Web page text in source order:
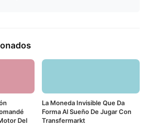
Del
La Moneda Invisible Que Da
Forma Al Sueño De Jugar Con
Transfermarkt